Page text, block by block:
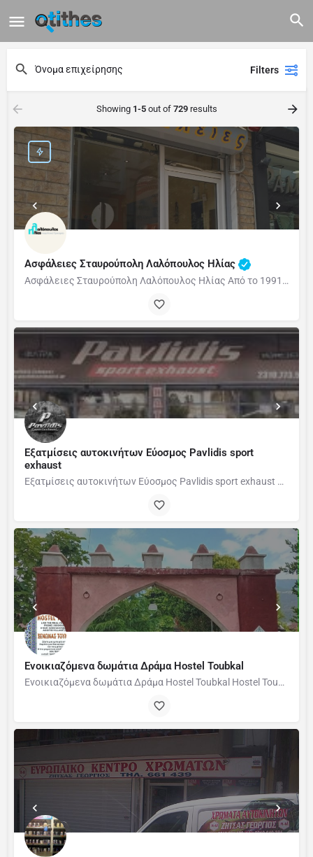
Filters
Showing 1-5out of 729results
Ασφάλειες Σταυρούπολη Λαλόπουλος Ηλίας
Ασφάλειες Σταυρούπολη Λαλόπουλος Ηλίας Από το 1991 στο χώρο της ασφάλειας. Συνεργασία με περισσότερες…
Εξατμίσεις αυτοκινήτων Εύοσμος Pavlidis sport
exhaust
Εξατμίσεις αυτοκινήτων Εύοσμος Pavlidis sport exhaust Εξατμίσεις αυτοκινήτων Εύοσμος Pavlidis…
Ενοικιαζόμενα δωμάτια Δράμα Hostel Toubkal
Ενοικιαζόμενα δωμάτια Δράμα Hostel Toubkal Hostel Toubkal – Ζήσε τη Μαγεία του Χωριού στον Αγγίτη…